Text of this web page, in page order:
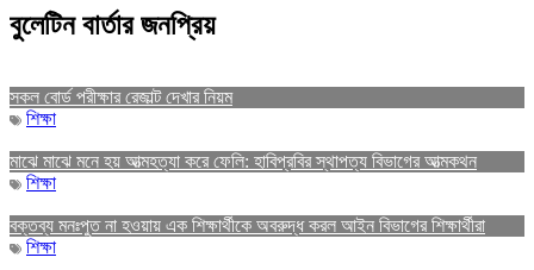
বুলেটিন বার্তার জনপ্রিয়
সকল বোর্ড পরীক্ষার রেজাল্ট দেখার নিয়ম
শিক্ষা
মাঝে মাঝে মনে হয় আত্মহত্যা করে ফেলি: হাবিপ্রবির স্থাপত্য বিভাগের আত্মকথন
শিক্ষা
বক্তব্য মনঃপুত না হওয়ায় এক শিক্ষার্থীকে অবরুদ্ধ করল আইন বিভাগের শিক্ষার্থীরা
শিক্ষা